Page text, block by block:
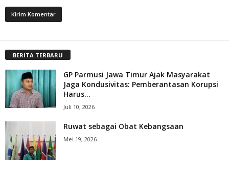
BERITA TERBARU
GP Parmusi Jawa Timur Ajak Masyarakat
Jaga Kondusivitas: Pemberantasan Korupsi
Harus...
Juli 10, 2026
Ruwat sebagai Obat Kebangsaan
Mei 19, 2026